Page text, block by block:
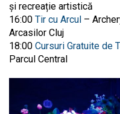
și recreație artistică
16:00 Tir cu Arcul –
Arcasilor Cluj
18:00 Cursuri Gratuite de
Parcul Central